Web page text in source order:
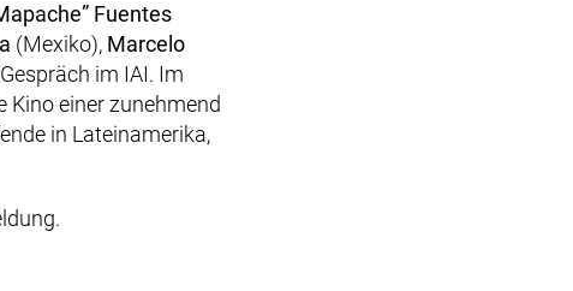
Fuentes
(Mexiko), Marcelo
im IAI. Im
Kino einer zunehmend
in Lateinamerika,